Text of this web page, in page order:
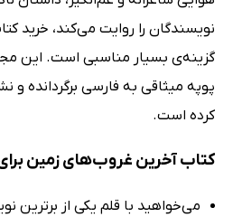
نویسندگان را روایت می‌کند، خرید
گزینه‌ی بسیار مناسبی است. این
پوپه میثاقی به فارسی برگردانده و
کرده است.
کتاب آخرین غروب‌های زمین
می‌خواهید با قلم یکی از برترین